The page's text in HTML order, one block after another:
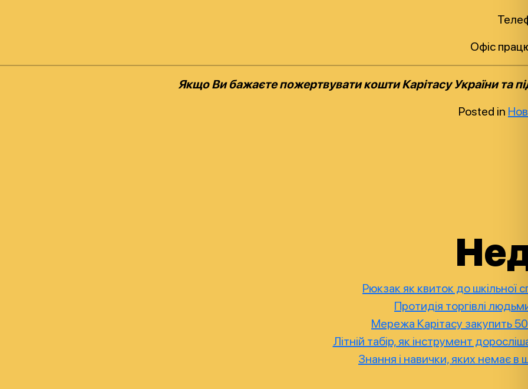
Офіс
Якщо Ви бажаєте пожертвувати кошти Карітасу України та
Posted in
Рюкзак як квиток до шкільної
Протидія торгівлі
Мережа Карітасу закупить
Літній табір, як інструмент
Знання і навички, яких немає в